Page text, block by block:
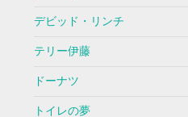
デビッド・リンチ
テリー伊藤
ドーナツ
トイレの夢